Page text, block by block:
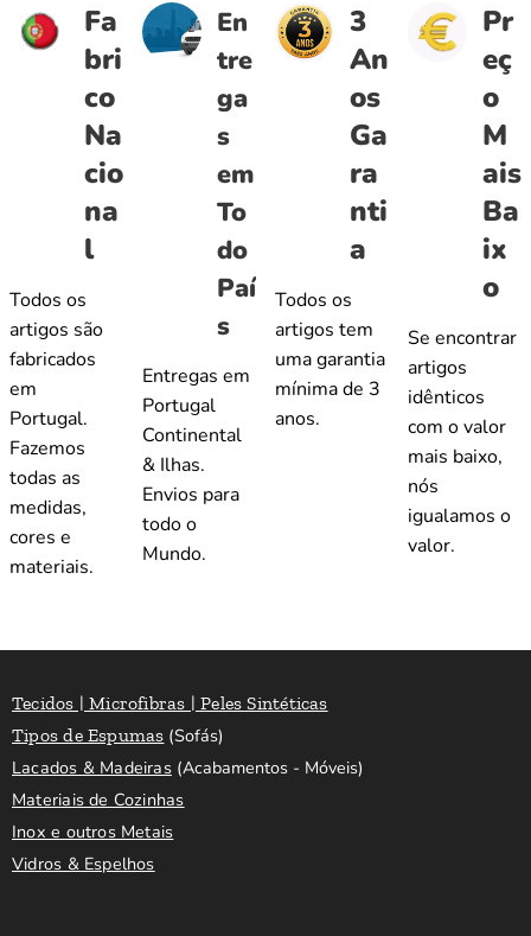
Fa
bri
co
Na
cio
na
l
Todos os
artigos são
fabricados
em
Portugal.
Fazemos
todas as
medidas,
cores e
materiais.
En
tre
ga
s
em
To
do
Paí
s
Entregas em
Portugal
Continental
& Ilhas.
Envios para
todo o
Mundo.
3
An
os
Ga
ra
nti
a
Todos os
artigos tem
uma garantia
mínima de 3
anos.
Pr
eç
o
M
ais
Ba
ix
o
Se encontrar
artigos
idênticos
com o valor
mais baixo,
nós
igualamos o
valor.
Tecidos | Microfibras | Peles Sintéticas
Tipos de Espumas (Sofás)
Lacados & Madeiras(Acabamentos - Móveis)
Materiais de Cozinhas
Inox e outros Metais
Vidros & Espelhos